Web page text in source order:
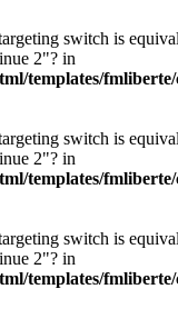
switch is
2"? in
templates/fmliberte/
switch is
2"? in
templates/fmliberte/
switch is
2"? in
templates/fmliberte/